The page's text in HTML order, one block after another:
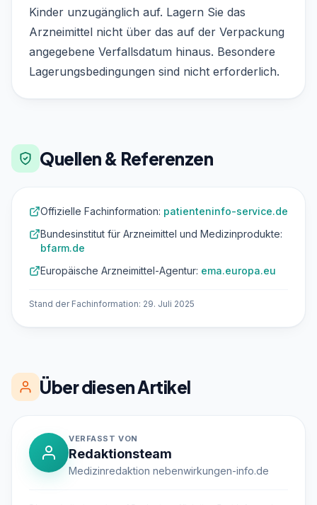
Kinder unzugänglich auf. Lagern Sie das
Arzneimittel nicht über das auf der Verpackung
angegebene Verfallsdatum hinaus. Besondere
Lagerungsbedingungen sind nicht erforderlich.
Quellen & Referenzen
Offizielle Fachinformation: patienteninfo-service.de
Bundesinstitut für Arzneimittel und Medizinprodukte:
bfarm.de
Europäische Arzneimittel-Agentur: ema.europa.eu
Stand der Fachinformation: 29. Juli 2025
Über diesen Artikel
VERFASST VON
Redaktionsteam
Medizinredaktion nebenwirkungen-info.de